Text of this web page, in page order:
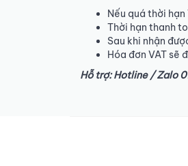
Nếu quá thời
Thời hạn thanh
Sau khi nhận
Hóa đơn VAT sẽ
Hỗ trợ: Hotline / Zalo